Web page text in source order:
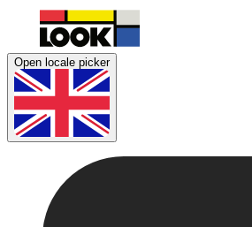
Open locale picker